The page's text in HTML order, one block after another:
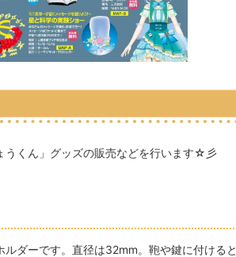
うくん」グッズの販売などを行います☆彡
ルダーです。直径は32mm。鞄や鍵に付けると